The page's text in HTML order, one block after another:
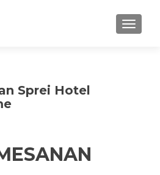
TUKAR
Sprei Hotel